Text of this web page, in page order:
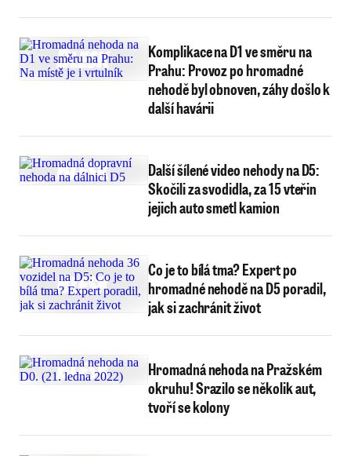
Komplikace na D1 ve směru na
Prahu: Provoz po hromadné
nehodě byl obnoven, záhy došlo k
další havárii
Další šílené video nehody na D5:
Skočili za svodidla, za 15 vteřin
jejich auto smetl kamion
Co je to bílá tma? Expert po
hromadné nehodě na D5 poradil,
jak si zachránit život
Hromadná nehoda na Pražském
okruhu! Srazilo se několik aut,
tvoří se kolony